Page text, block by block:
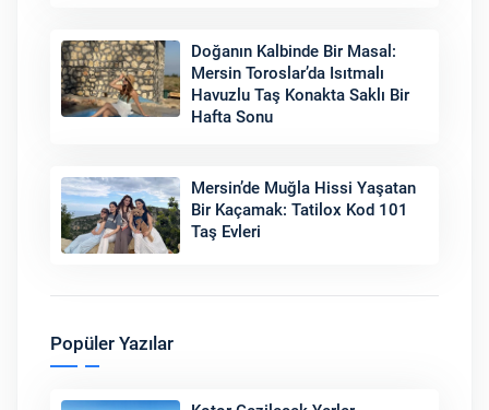
Doğanın Kalbinde Bir Masal:
Mersin Toroslar’da Isıtmalı
Havuzlu Taş Konakta Saklı Bir
Hafta Sonu
Mersin’de Muğla Hissi Yaşatan
Bir Kaçamak: Tatilox Kod 101
Taş Evleri
Popüler Yazılar